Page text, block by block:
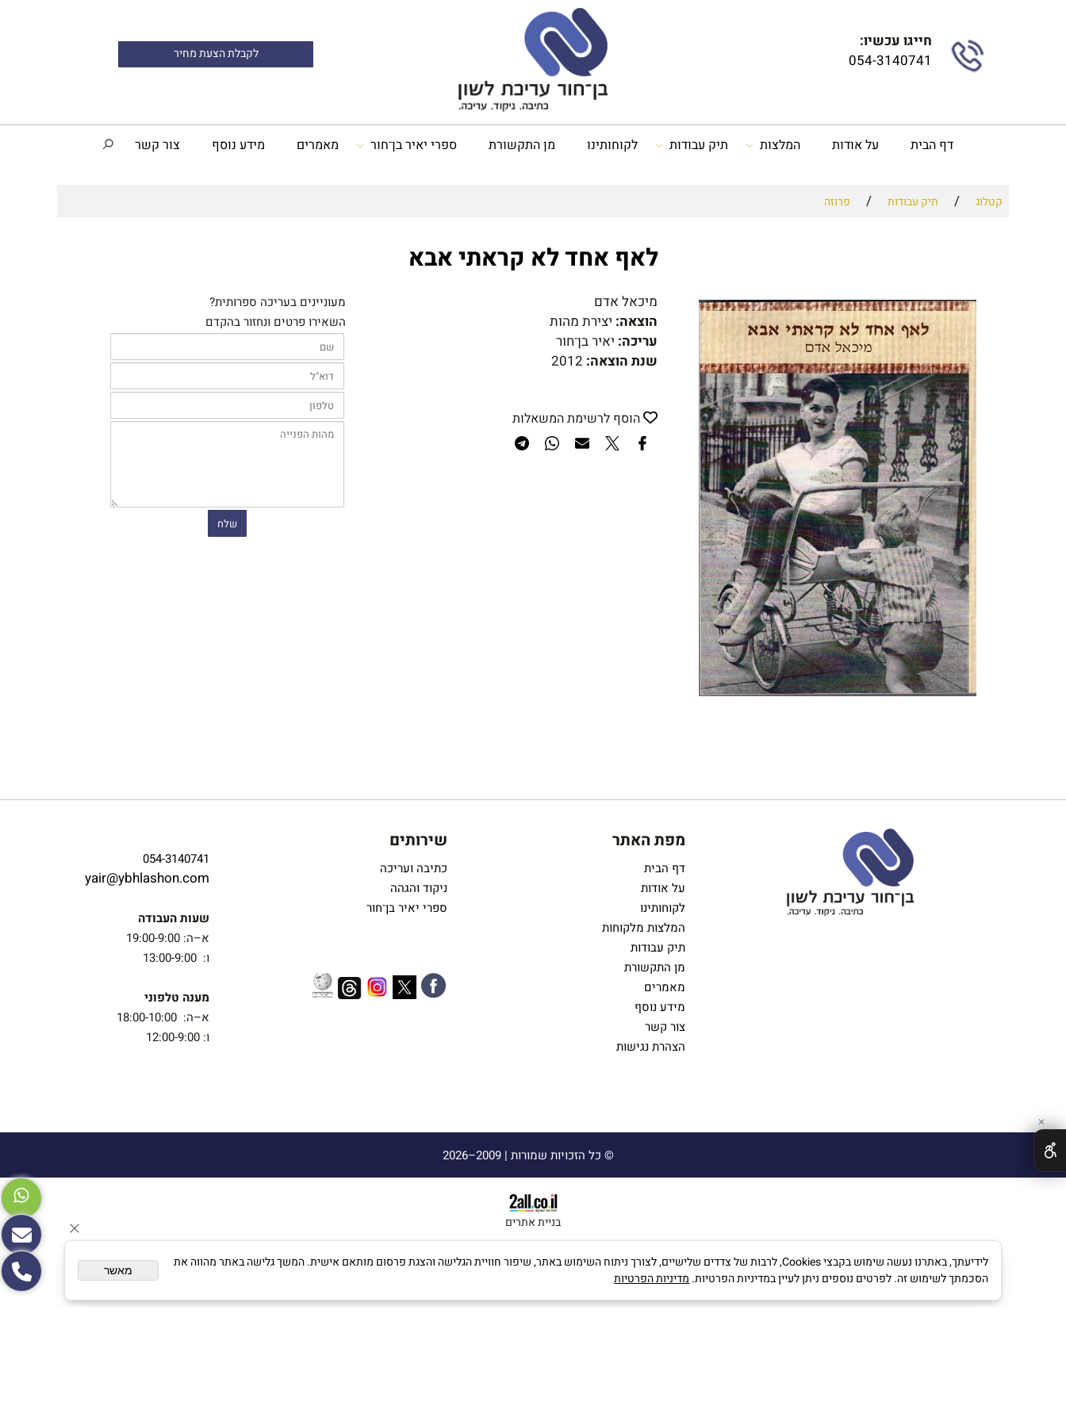
חייגו עכשיו:
054-3140741
לקבלת הצעת מחיר
דף הבית על אודות המלצות תיק עבודות לקוחותינו מן התקשורת ספרי יאיר בן־חור מאמרים מידע נוסף צור קשר
קטלוג / תיק עבודות / פרוזה
לאף אחד לא קראתי אבא
מיכאל אדם
הוצאה: יצירת מהות
עריכה: יאיר בן־חור
שנת הוצאה:
הוסף לרשימת המשאלות
מעוניינים בעריכה ספרותית?
השאירו פרטים ונחזור בהקדם
מפת האתר
דף הבית
על אודות
לקוחותינו
המלצות מלקוחות
תיק עבודות
מן התקשורת
מאמרים
מידע נוסף
צור קשר
הצהרת נגישות
שירותים
כתיבה ועריכה
ניקוד והגהה
ספרי יאיר בן־חור
054-3140741
yair@ybhlashon.com
שעות העבודה
א–ה: 19:00-9:00
ו: 13:00-9:00
מענה טלפוני
א–ה: 18:00-10:00
ו: 12:00-9:00
© כל הזכויות שמורות |
בניית אתרים
✕
לידיעתך, באתרנו נעשה שימוש בקבצי Cookies, לרבות של צדדים שלישיים, לצורך ניתוח השימוש באתר, שיפור חוויית הגלישה והצגת פרסום מותאם אישית. המשך גלישה באתר מהווה את
הסכמתך לשימוש זה. לפרטים נוספים ניתן לעיין במדיניות הפרטיות. מדיניות הפרטיות מאשר